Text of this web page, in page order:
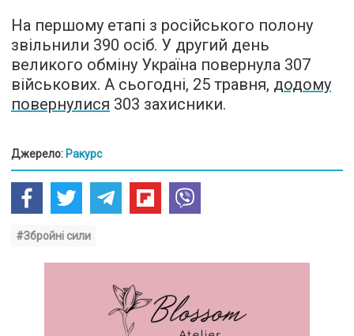
На першому етапі з російського полону
звільнили 390 осіб. У другий день
великого обміну Україна повернула 307
військових. А сьогодні, 25 травня, додому
повернулися 303 захисники.
Джерело: Ракурс
#Збройні сили